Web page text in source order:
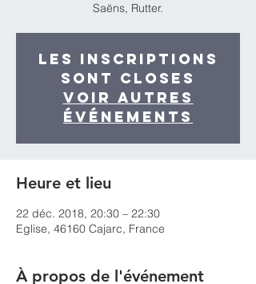
Saëns, Rutter.
Les inscriptions
sont closes
Voir autres
événements
Heure et lieu
22 déc. 2018, 20:30 – 22:30
Eglise, 46160 Cajarc, France
À propos de l'événement